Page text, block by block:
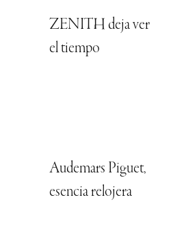
ZENITH deja ver
el tiempo
Audemars Piguet,
esencia relojera